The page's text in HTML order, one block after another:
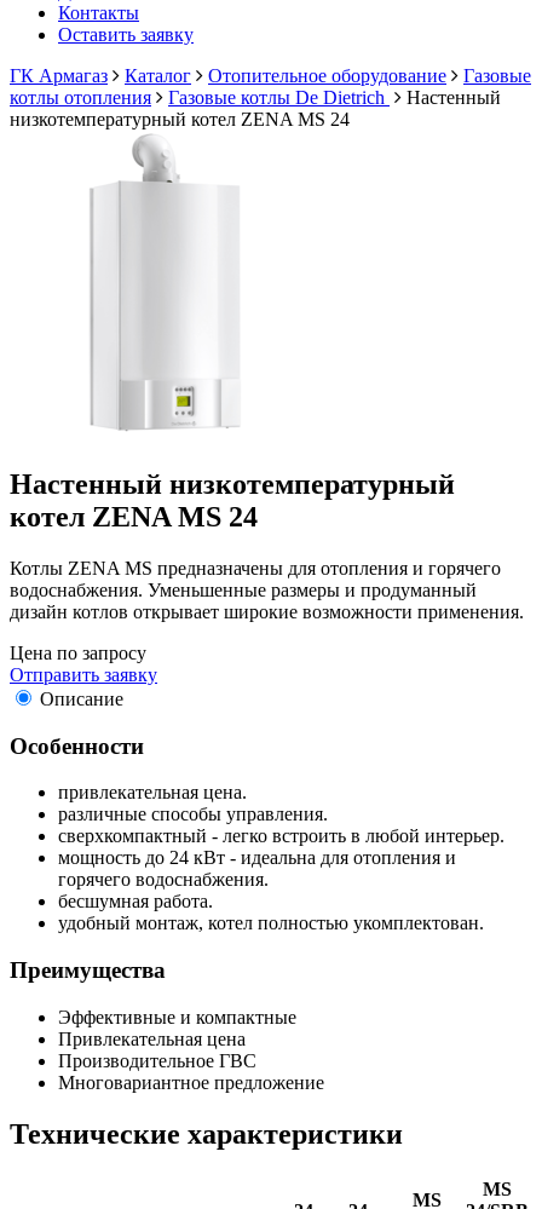
Контакты
Оставить заявку
ГК Армагаз
Каталог Отопительное оборудование
Газовые
котлы отопления
Газовые котлы De Dietrich
Настенный
низкотемпературный котел ZENA MS 24
Настенный низкотемпературный
котел ZENA MS 24
Котлы ZENA MS предназначены для отопления и горячего
водоснабжения. Уменьшенные размеры и продуманный
дизайн котлов открывает широкие возможности применения.
Цена по запросу
Отправить заявку
Описание
Особенности
привлекательная цена.
различные способы управления.
сверхкомпактный - легко встроить в любой интерьер.
мощность до 24 кВт - идеальна для отопления и
горячего водоснабжения.
бесшумная работа.
удобный монтаж, котел полностью укомплектован.
Преимущества
Эффективные и компактные
Привлекательная цена
Производительное ГВС
Многовариантное предложение
Технические характеристики
MS
MS